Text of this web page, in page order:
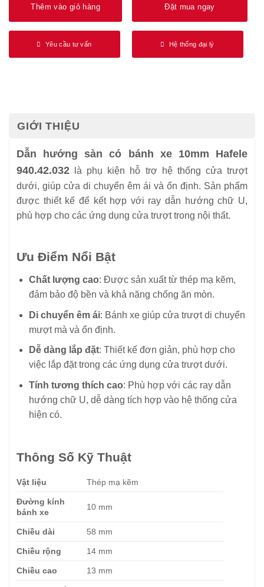
Thêm vào giỏ hàng Đặt mua ngay
Yêu cầu tư vấn Hệ thống đại lý
GIỚI THIỆU
Dẫn hướng sàn có bánh xe 10mm Hafele
940.42.032 là phụ kiện hỗ trợ hệ thống cửa trượt
dưới, giúp cửa di chuyển êm ái và ổn định. Sản phẩm
được thiết kế để kết hợp với ray dẫn hướng chữ U,
phù hợp cho các ứng dụng cửa trượt trong nội thất.
Ưu Điểm Nổi Bật
Chất lượng cao: Được sản xuất từ thép mạ kẽm,
đảm bảo độ bền và khả năng chống ăn mòn.
Di chuyển êm ái: Bánh xe giúp cửa trượt di chuyển
mượt mà và ổn định.
Dễ dàng lắp đặt: Thiết kế đơn giản, phù hợp cho
việc lắp đặt trong các ứng dụng cửa trượt dưới.
Tính tương thích cao: Phù hợp với các ray dẫn
hướng chữ U, dễ dàng tích hợp vào hệ thống cửa
hiện có.
Thông Số Kỹ Thuật
Vật liệu Thép mạ kẽm
Đường kính
bánh xe
10 mm
Chiều dài 58 mm
Chiều rộng 14 mm
Chiều cao 13 mm